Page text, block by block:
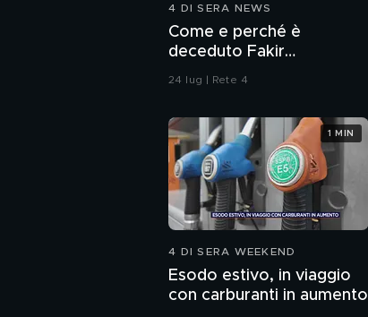
4 DI SERA NEWS
Come e perché è
deceduto Fakir
Abderrahim?
24 lug | Rete 4
4 DI SERA WEEKEND
Esodo estivo, in viaggio
con carburanti in aumento
1 MIN